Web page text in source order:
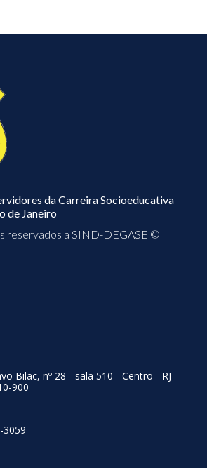
da Carreira Socioeducativa
de Janeiro
reservados a SIND-DEGASE ©
Bilac, nº 28 - sala 510 - Centro - RJ
900
3059